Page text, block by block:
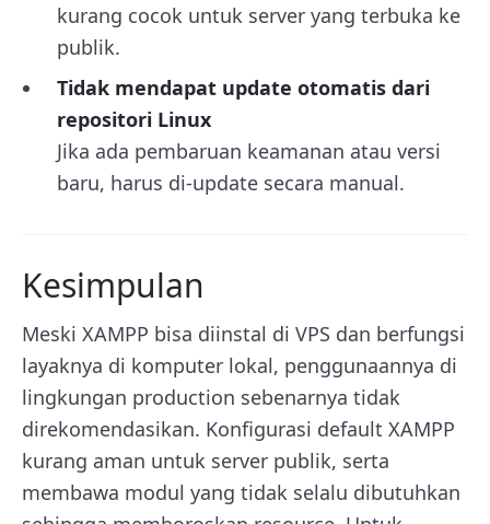
kurang cocok untuk server yang terbuka ke
publik.
Tidak mendapat update otomatis dari
repositori Linux
Jika ada pembaruan keamanan atau versi
baru, harus di-update secara manual.
Kesimpulan
Meski XAMPP bisa diinstal di VPS dan berfungsi
layaknya di komputer lokal, penggunaannya di
lingkungan production sebenarnya tidak
direkomendasikan. Konfigurasi default XAMPP
kurang aman untuk server publik, serta
membawa modul yang tidak selalu dibutuhkan